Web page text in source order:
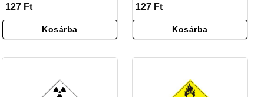
127 Ft
Kosárba
127 Ft
Kosárba